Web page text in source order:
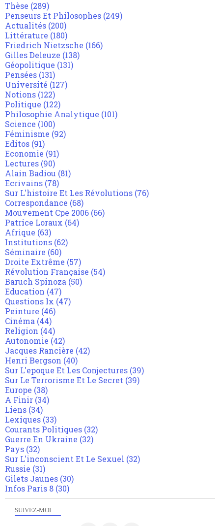
SUIVEZ-MOI
Thèse (289)
Penseurs Et Philosophes (249)
Actualités (200)
Littérature (180)
Friedrich Nietzsche (166)
Gilles Deleuze (138)
Géopolitique (131)
Pensées (131)
Université (127)
Notions (122)
Politique (122)
Philosophie Analytique (101)
Science (100)
Féminisme (92)
Editos (91)
Economie (91)
Lectures (90)
Alain Badiou (81)
Ecrivains (78)
Sur L'histoire Et Les Révolutions (76)
Correspondance (68)
Mouvement Cpe 2006 (66)
Patrice Loraux (64)
Afrique (63)
Institutions (62)
Séminaire (60)
Droite Extrême (57)
Révolution Française (54)
Baruch Spinoza (50)
Education (47)
Questions Ix (47)
Peinture (46)
Cinéma (44)
Religion (44)
Autonomie (42)
Jacques Rancière (42)
Henri Bergson (40)
Sur L'epoque Et Les Conjectures (39)
Sur Le Terrorisme Et Le Secret (39)
Europe (38)
A Finir (34)
Liens (34)
Lexiques (33)
Courants Politiques (32)
Guerre En Ukraine (32)
Pays (32)
Sur L'inconscient Et Le Sexuel (32)
Russie (31)
Gilets Jaunes (30)
Infos Paris 8 (30)